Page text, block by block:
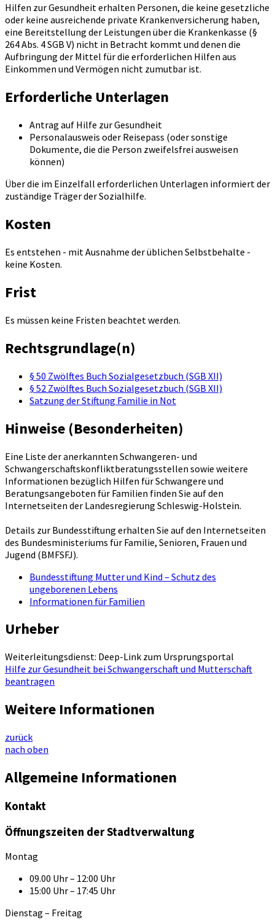
Hilfen zur Gesundheit erhalten Personen, die keine gesetzliche
oder keine ausreichende private Krankenversicherung haben,
eine Bereitstellung der Leistungen über die Krankenkasse (§
264 Abs. 4 SGB V) nicht in Betracht kommt und denen die
Aufbringung der Mittel für die erforderlichen Hilfen aus
Einkommen und Vermögen nicht zumutbar ist.
Erforderliche Unterlagen
Antrag auf Hilfe zur Gesundheit
Personalausweis oder Reisepass (oder sonstige
Dokumente, die die Person zweifelsfrei ausweisen
können)
Über die im Einzelfall erforderlichen Unterlagen informiert der
zuständige Träger der Sozialhilfe.
Kosten
Es entstehen - mit Ausnahme der üblichen Selbstbehalte -
keine Kosten.
Frist
Es müssen keine Fristen beachtet werden.
Rechtsgrundlage(n)
§ 50 Zwölftes Buch Sozialgesetzbuch (SGB XII)
§ 52 Zwölftes Buch Sozialgesetzbuch (SGB XII)
Satzung der Stiftung Familie in Not
Hinweise (Besonderheiten)
Eine Liste der anerkannten Schwangeren- und
Schwangerschaftskonfliktberatungsstellen sowie weitere
Informationen bezüglich Hilfen für Schwangere und
Beratungsangeboten für Familien finden Sie auf den
Internetseiten der Landesregierung Schleswig-Holstein.
Details zur Bundesstiftung erhalten Sie auf den Internetseiten
des Bundesministeriums für Familie, Senioren, Frauen und
Jugend (BMFSFJ).
Bundesstiftung Mutter und Kind – Schutz des
ungeborenen Lebens
Informationen für Familien
Urheber
Weiterleitungsdienst: Deep-Link zum Ursprungsportal
Hilfe zur Gesundheit bei Schwangerschaft und Mutterschaft
beantragen
Weitere Informationen
zurück
nach oben
Allgemeine Informationen
Kontakt
Öffnungszeiten der Stadtverwaltung
Montag
09.00 Uhr – 12:00 Uhr
15:00 Uhr – 17:45 Uhr
Dienstag – Freitag